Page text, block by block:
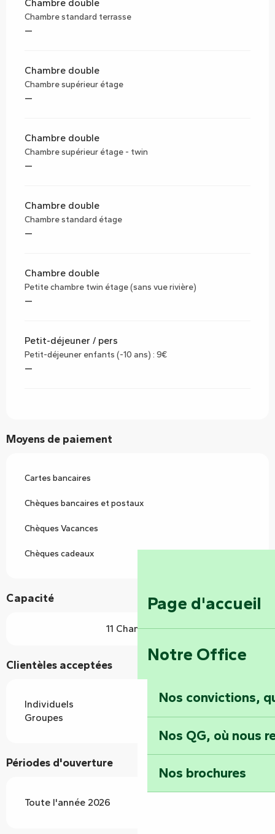
Page d'accueil
Notre Office
Nos convictions,
Nos QG, où nous
Nos brochures
Chambre double
Chambre standard terrasse
—
Chambre double
Chambre supérieur étage
—
Chambre double
Chambre supérieur étage - twin
—
Chambre double
Chambre standard étage
—
Chambre double
Petite chambre twin étage (sans vue rivière)
—
Petit-déjeuner / pers
Petit-déjeuner enfants (-10 ans) : 9€
—
Moyens de paiement
Cartes bancaires
Chèques bancaires et postaux
Chèques Vacances
Chèques cadeaux
Capacité
11 Chambre(s)
Clientèles acceptées
Individuels
Groupes
Périodes d'ouverture
Toute l'année 2026